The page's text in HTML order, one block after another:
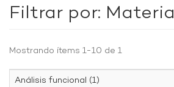
Filtrar por: Materia
Mostrando ítems 1-10 de 1
Análisis funcional (1)